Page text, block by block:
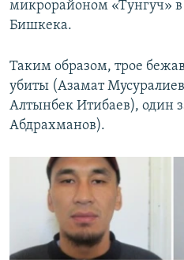
микрорайоном «Тунгуч» в
Бишкека.
Таким образом, трое
убиты (Азамат
Алтынбек Итибаев), один
Абдрахманов). ​